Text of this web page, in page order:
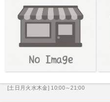
[土日月火水木金] 10:00～21:00